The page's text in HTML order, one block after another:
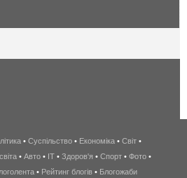
беспроводной
интернет
киев
• Суспільство • Економіка • Світ •
• Авто • IT • Здоров'я • Спорт • Фото •
• Рейтинг блогів • Блогожаби